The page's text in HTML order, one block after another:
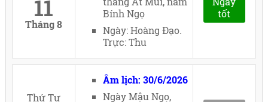
11
Tháng 8
Bính Ngọ
Ngày: Hoàng Đạo.
Trực: Thu
tốt
Thứ Tư
Âm lịch: 30/6/2026
Ngày Mậu Ngọ,